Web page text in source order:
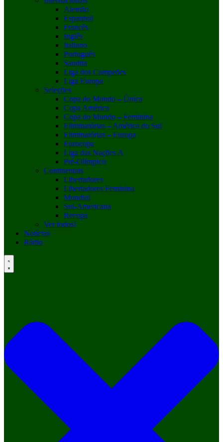
Alemão
Espanhol
Francês
Inglês
Italiano
Português
Saudita
Liga dos Campeões
Liga Europa
Seleções
Copa do Mundo – Única
Copa América
Copa do Mundo – Feminina
Eliminatórias – América do Sul
Eliminatórias – Europa
Eurocopa
Liga das Nações A
Pré-Olímpico
Continentais
Libertadores
Libertadores Feminina
Mundial
Sul-Americana
Recopa
Ver todos!
Notícias
Rádio